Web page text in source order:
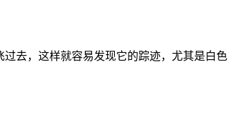
去，这样就容易发现它的踪迹，尤其是白色